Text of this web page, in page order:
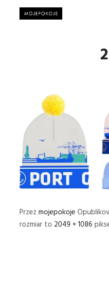
Przez mojepokoje
rozmiar to 2049 × 1086